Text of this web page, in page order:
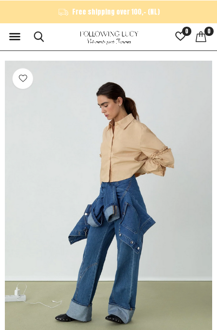
0 0
Free shipping over 100,- (NL)